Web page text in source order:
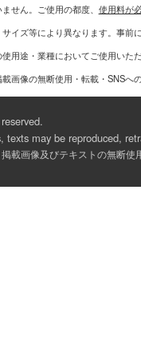
せん。ご使用の都度、 使用料が
イズ等により異なります。事前
用途・業種においてご使用いた
画像の無断使用・転載・SNSへ
texts may be reproduced,
載画像及びテキストの無断